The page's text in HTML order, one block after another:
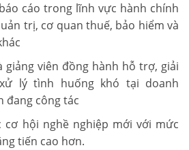
cáo trong lĩnh vực hành chính
trị, cơ quan thuế, bảo hiểm và
viên đồng hành hỗ trợ, giải
lý tình huống khó tại doanh
đang công tác
cơ hội nghề nghiệp mới với mức
tiến cao hơn.